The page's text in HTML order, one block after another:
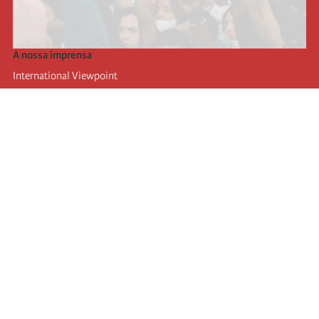
A nossa imprensa
International Viewpoint